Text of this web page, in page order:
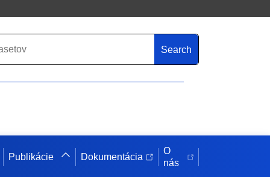
Search
Publikácie Dokumentácia
O
nás